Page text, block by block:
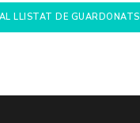
LLISTAT DE GUARDONATS